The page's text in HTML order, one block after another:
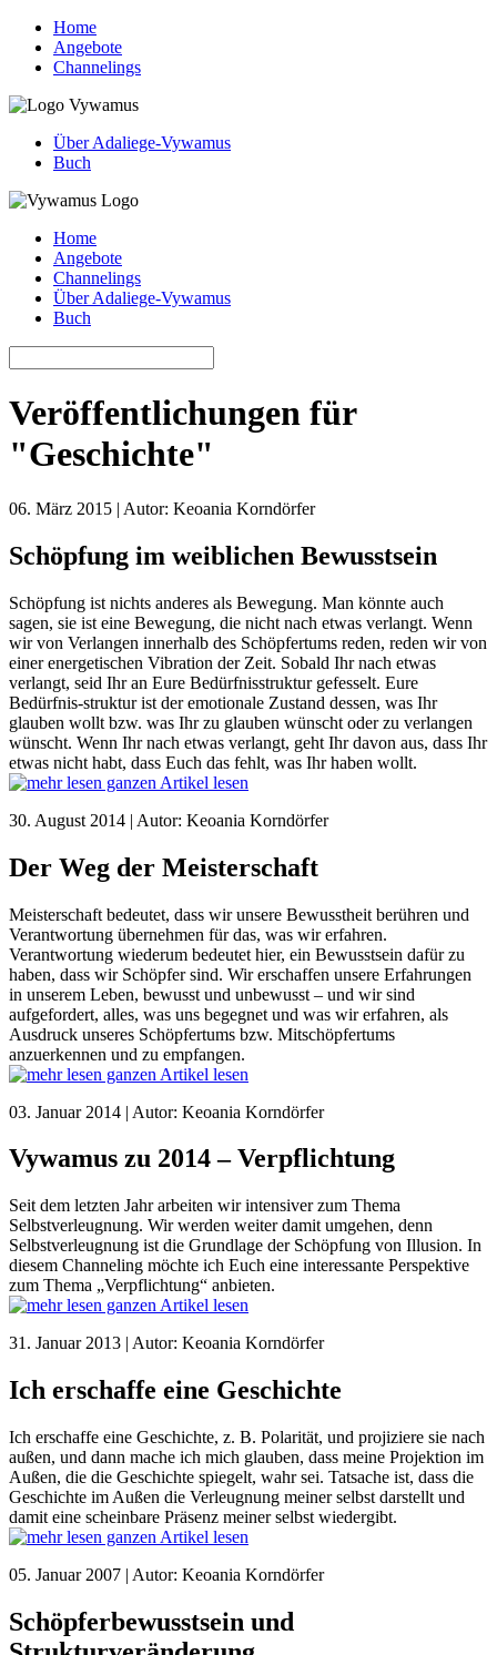
Home
Angebote
Channelings
Über Adaliege-Vywamus
Buch
Home
Angebote
Channelings
Über Adaliege-Vywamus
Buch
Veröffentlichungen für
"Geschichte"
06. März 2015 | Autor: Keoania Korndörfer
Schöpfung im weiblichen Bewusstsein
Schöpfung ist nichts anderes als Bewegung. Man könnte auch
sagen, sie ist eine Bewegung, die nicht nach etwas verlangt. Wenn
wir von Verlangen innerhalb des Schöpfertums reden, reden wir von
einer energetischen Vibration der Zeit. Sobald Ihr nach etwas
verlangt, seid Ihr an Eure Bedürfnisstruktur gefesselt. Eure
Bedürfnis-struktur ist der emotionale Zustand dessen, was Ihr
glauben wollt bzw. was Ihr zu glauben wünscht oder zu verlangen
wünscht. Wenn Ihr nach etwas verlangt, geht Ihr davon aus, dass Ihr
etwas nicht habt, dass Euch das fehlt, was Ihr haben wollt.
ganzen Artikel lesen
30. August 2014 | Autor: Keoania Korndörfer
Der Weg der Meisterschaft
Meisterschaft bedeutet, dass wir unsere Bewusstheit berühren und
Verantwortung übernehmen für das, was wir erfahren.
Verantwortung wiederum bedeutet hier, ein Bewusstsein dafür zu
haben, dass wir Schöpfer sind. Wir erschaffen unsere Erfahrungen
in unserem Leben, bewusst und unbewusst – und wir sind
aufgefordert, alles, was uns begegnet und was wir erfahren, als
Ausdruck unseres Schöpfertums bzw. Mitschöpfertums
anzuerkennen und zu empfangen.
ganzen Artikel lesen
03. Januar 2014 | Autor: Keoania Korndörfer
Vywamus zu 2014 – Verpflichtung
Seit dem letzten Jahr arbeiten wir intensiver zum Thema
Selbstverleugnung. Wir werden weiter damit umgehen, denn
Selbstverleugnung ist die Grundlage der Schöpfung von Illusion. In
diesem Channeling möchte ich Euch eine interessante Perspektive
zum Thema „Verpflichtung“ anbieten.
ganzen Artikel lesen
31. Januar 2013 | Autor: Keoania Korndörfer
Ich erschaffe eine Geschichte
Ich erschaffe eine Geschichte, z. B. Polarität, und projiziere sie nach
außen, und dann mache ich mich glauben, dass meine Projektion im
Außen, die die Geschichte spiegelt, wahr sei. Tatsache ist, dass die
Geschichte im Außen die Verleugnung meiner selbst darstellt und
damit eine scheinbare Präsenz meiner selbst wiedergibt.
ganzen Artikel lesen
05. Januar 2007 | Autor: Keoania Korndörfer
Schöpferbewusstsein und